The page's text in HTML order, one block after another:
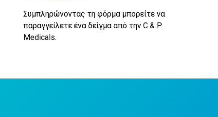
Συμπληρώνοντας τη φόρμα μπορείτε να
παραγγείλετε ένα δείγμα από την C & P
Medicals.